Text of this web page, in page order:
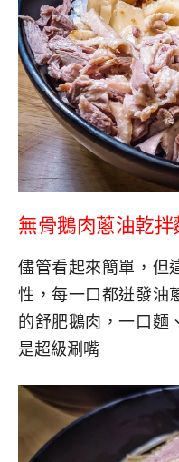
無骨鵝肉蔥油乾拌
儘管看起來簡單，但
性，每一口都迸發油
的舒肥鵝肉，一口麵
是超級涮嘴